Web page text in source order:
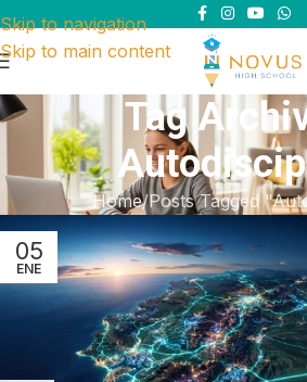
Skip to navigation
Skip to main content
Tag
Home Posts Tagged
05
ENE